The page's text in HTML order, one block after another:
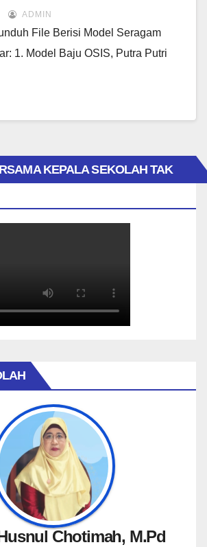
ADMIN
File Berisi Model Seragam
1. Model Baju OSIS, Putra Putri
KEPALA SEKOLAH TAK
Chotimah, M.Pd